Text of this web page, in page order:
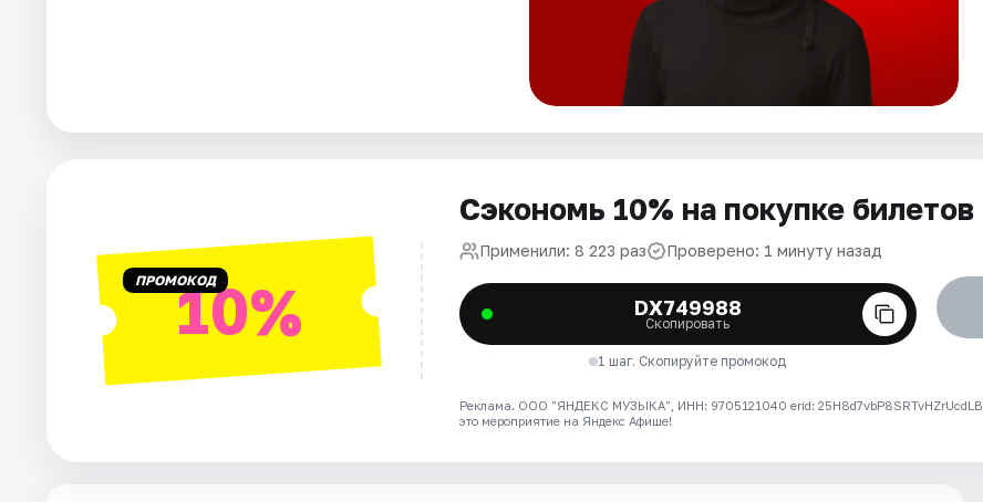
ПРОМОКОД10%
Сэкономь 10% на покупке билетов
Применили: 8 223 раз Проверено: 1 минуту назад
DX749988
Скопировать
1 шаг. Скопируйте промокод
Реклама. ООО "ЯНДЕКС МУЗЫКА", ИНН: 9705121040 erid: 25H8d7vbP8SRTvHZrUcdLB
это мероприятие на Яндекс Афише!